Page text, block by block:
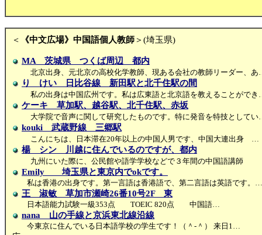
＜ 《中文広場》中国語個人教師＞(埼玉県)
MA 茨城県 つくば周辺 都内
北京出身、元北京の高校化学教師、現ある会社の教師リーダー、
り けい 日比谷線 新田駅と北千住駅の間
私の出身は中国広州です。私は広東語と北京語を教えることがで
ケーキ 草加駅、越谷駅、北千住駅、赤坂
大学院で音声に関して研究したものです。特に発音を特技として
kouki 武蔵野線 三郷駅
こんにちは、日本滞在20年以上の中国人男です、中国大連出身 …
楊 シン 川越に住んでいるのですが、都内
九州にいた際に、公民館や語学学校などで３年間の中国語講師
Emily 埼玉県と東京内でokです。
私は香港の出身です。第一言語は香港語で、第二言語は英語です。…
王 淑敏 草加市瀬崎26番10号2F 東
日本語能力試験一級353点 TOEIC 820点 中国語…
nana 山の手線と京浜東北線沿線
今東京に住んでいる日本語学校の学生です！（＾-＾） 来日1…